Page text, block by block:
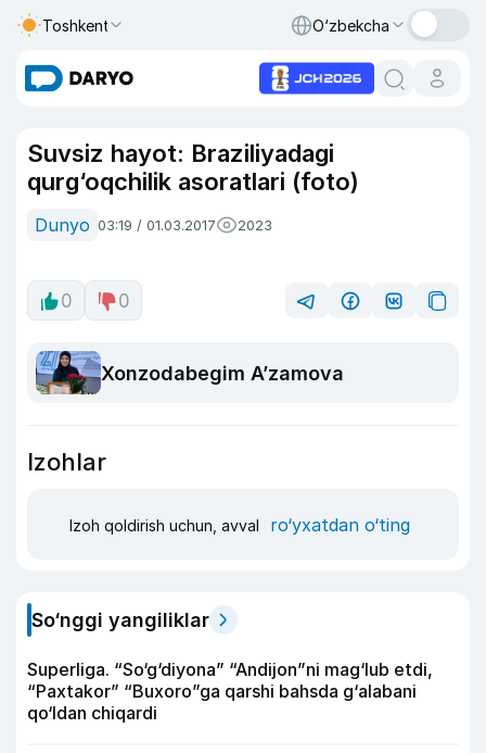
Toshkent O‘zbekcha
Suvsiz hayot: Braziliyadagi
qurg‘oqchilik asoratlari (foto)
Dunyo 03:19 / 01.03.2017 2023
0 0
Xonzodabegim A’zamova
Izohlar
Izoh qoldirish uchun, avval ro‘yxatdan o‘ting
So‘nggi yangiliklar
Superliga. “So‘g‘diyona” “Andijon”ni mag‘lub etdi,
“Paxtakor” “Buxoro”ga qarshi bahsda g‘alabani
qo‘ldan chiqardi